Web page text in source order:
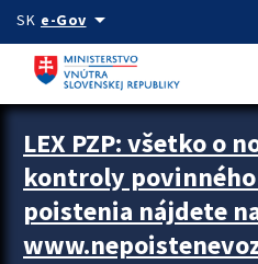
Preskocit na hlavný obsah
SK e-Govarrow_drop_down
Zastavit automatický posun upútavok
LEX PZP: všetko o
kontroly
poistenia nájdete